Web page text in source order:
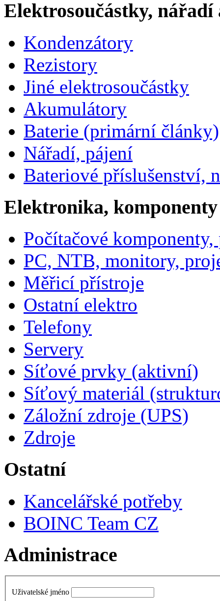
Elektrosoučástky, nářadí
Kondenzátory
Rezistory
Jiné elektrosoučástky
Akumulátory
Baterie (primární články)
Nářadí, pájení
Bateriové příslušenství,
Elektronika, komponenty
Počítačové
PC, NTB, monitory,
Měřicí přístroje
Ostatní elektro
Telefony
Servery
Síťové prvky (aktivní)
Síťový materiál
Záložní zdroje (UPS)
Zdroje
Ostatní
Kancelářské potřeby
BOINC Team CZ
Administrace
Uživatelské jméno